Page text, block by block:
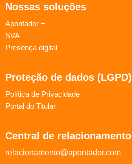
Nossas soluções
Apontador +
SVA
Presença digital
Proteção de dados (LGPD)
Política de Privacidade
Portal do Titular
Central de relacionamento
relacionamento@apontador.com